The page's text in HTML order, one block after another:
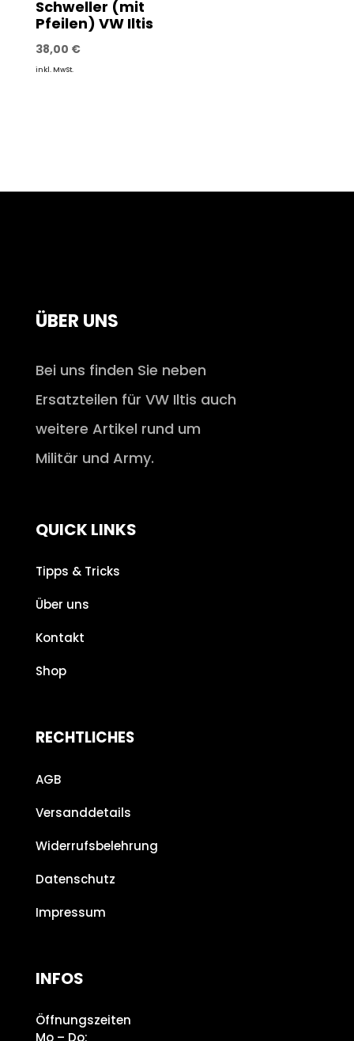
Schweller (mit
Pfeilen) VW Iltis
38,00 €
inkl. MwSt.
ÜBER UNS
Bei uns finden Sie neben
Ersatzteilen für VW Iltis auch
weitere Artikel rund um
Militär und Army.
QUICK LINKS
Tipps & Tricks
Über uns
Kontakt
Shop
RECHTLICHES
AGB
Versanddetails
Widerrufsbelehrung
Datenschutz
Impressum
INFOS
Öffnungszeiten
Mo – Do: